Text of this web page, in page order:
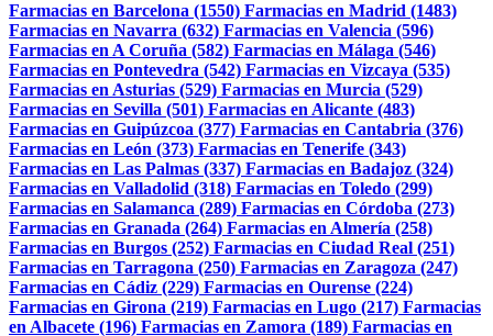
Farmacias en Barcelona (1550) Farmacias en Madrid (1483)
Farmacias en Navarra (632) Farmacias en Valencia (596)
Farmacias en A Coruña (582) Farmacias en Málaga (546)
Farmacias en Pontevedra (542) Farmacias en Vizcaya (535)
Farmacias en Asturias (529) Farmacias en Murcia (529)
Farmacias en Sevilla (501) Farmacias en Alicante (483)
Farmacias en Guipúzcoa (377) Farmacias en Cantabria (376)
Farmacias en León (373) Farmacias en Tenerife (343)
Farmacias en Las Palmas (337) Farmacias en Badajoz (324)
Farmacias en Valladolid (318) Farmacias en Toledo (299)
Farmacias en Salamanca (289) Farmacias en Córdoba (273)
Farmacias en Granada (264) Farmacias en Almería (258)
Farmacias en Burgos (252) Farmacias en Ciudad Real (251)
Farmacias en Tarragona (250) Farmacias en Zaragoza (247)
Farmacias en Cádiz (229) Farmacias en Ourense (224)
Farmacias en Girona (219) Farmacias en Lugo (217) Farmacias
en Albacete (196) Farmacias en Zamora (189) Farmacias en